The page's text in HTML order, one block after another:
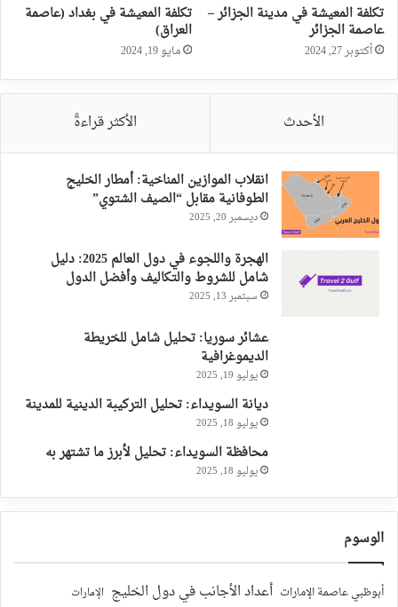
تكلفة المعيشة في مدينة الجزائر –
عاصمة الجزائر
أكتوبر 27, 2024
تكلفة المعيشة في بغداد (عاصمة
العراق)
مايو 19, 2024
الأحدث الأكثر قراءةً
انقلاب الموازين المناخية: أمطار الخليج
الطوفانية مقابل “الصيف الشتوي”
ديسمبر 20, 2025
الهجرة واللجوء في دول العالم 2025: دليل
شامل للشروط والتكاليف وأفضل الدول
سبتمبر 13, 2025
عشائر سوريا: تحليل شامل للخريطة
الديموغرافية
يوليو 19, 2025
ديانة السويداء: تحليل التركيبة الدينية للمدينة
يوليو 18, 2025
محافظة السويداء: تحليل لأبرز ما تشتهر به
يوليو 18, 2025
الوسوم
أبوظبي عاصمة الإمارات أعداد الأجانب في دول الخليج الإمارات